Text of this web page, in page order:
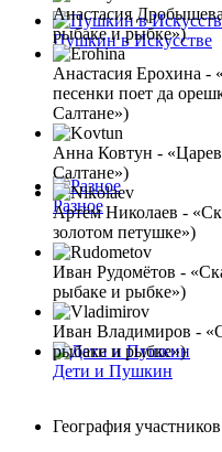
Пушкин в Искусстве
Разное
Дети и Пушкин
Анастасия
рыбаке и рыбке»)
Анастасия Ерохина
песенки поет да
Салтане»)
Анна Ковтун -
Салтане»)
Артём Николаев -
золотом петушке»)
Иван Рудомётов -
рыбаке и рыбке»)
Иван Владимиров -
рыбаке и рыбке»)
География участников